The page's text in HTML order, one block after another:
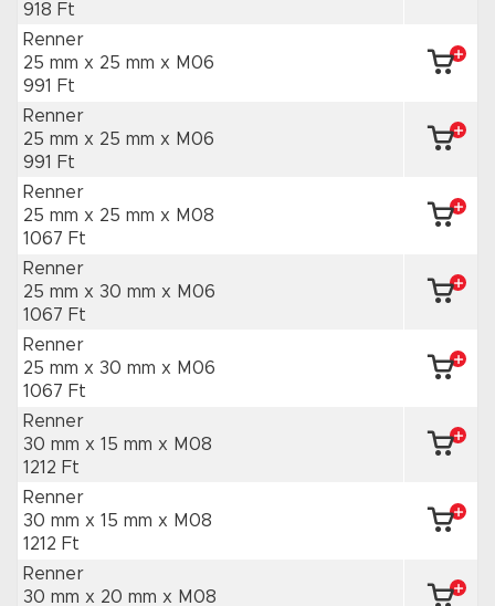
918 Ft
Renner
25 mm x 25 mm x M06
991 Ft
Renner
25 mm x 25 mm x M06
991 Ft
Renner
25 mm x 25 mm x M08
1067 Ft
Renner
25 mm x 30 mm x M06
1067 Ft
Renner
25 mm x 30 mm x M06
1067 Ft
Renner
30 mm x 15 mm x M08
1212 Ft
Renner
30 mm x 15 mm x M08
1212 Ft
Renner
30 mm x 20 mm x M08